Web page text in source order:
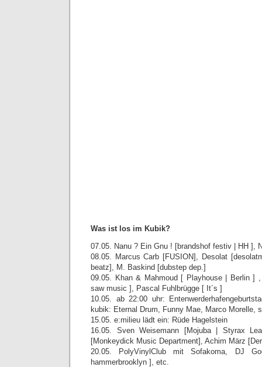
Was ist los im Kubik?
07.05. Nanu ? Ein Gnu ! [brandshof festiv | HH ],
08.05. Marcus Carb [FUSION], Desolat
beatz], M. Baskind [dubstep dep.]
09.05. Khan & Mahmoud [ Playhouse | Berlin ]
saw music ], Pascal Fuhlbrügge [ It´s ]
10.05. ab 22:00 uhr:
kubik: Eternal Drum, Funny Mae, Marco Morelle,
15.05. e:milieu lädt ein: Rüde Hagelstein
16.05. Sven Weisemann [Mojuba | Styrax
[Monkeydick Music Department], Achim März
20.05. PolyVinylClub mit Sofakoma, DJ
hammerbrooklyn ], etc.